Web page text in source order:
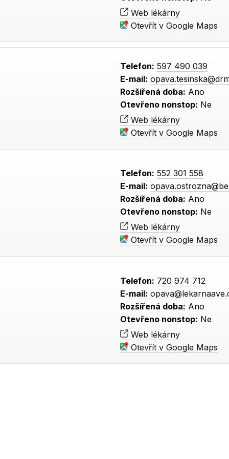
Web lékárny
Otevřít v Google Maps
Telefon: 597 490 039
E-mail:
Rozšířená doba: Ano
Otevřeno nonstop: Ne
Web lékárny
Otevřít v Google Maps
Telefon: 552 301 558
E-mail:
Rozšířená doba: Ano
Otevřeno nonstop: Ne
Web lékárny
Otevřít v Google Maps
Telefon: 720 974 712
E-mail:
Rozšířená doba: Ano
Otevřeno nonstop: Ne
Web lékárny
Otevřít v Google Maps